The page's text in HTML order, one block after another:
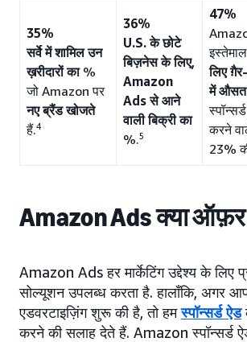
35%
सर्वे में शामिल उन
ख़रीदारों का %
जो Amazon पर
नए ब्रैंड खोजते
हैं.4
36%
U.S. के छोटे
बिज़नेस के लिए,
Amazon
Ads से आने
वाली बिक्री का
%.5
47%
लिए
में औसत
करने
23%
Amazon Ads क्या
Amazon Ads हर मार्केटिंग उद्देश्य के लिए
सोल्यूशन उपलब्ध करता है. हालाँकि, अगर
एडवरटाइज़िंग शुरू की है, तो हमस्पॉन्सर्ड ऐड
करने की सलाह देते हैं. Amazon स्पॉन्सर्ड